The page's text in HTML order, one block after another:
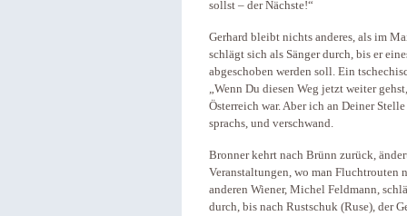
sollst – der Nächste!“
Gerhard bleibt nichts anderes, als im
schlägt sich als Sänger durch, bis er
abgeschoben werden soll. Ein
„Wenn Du diesen Weg jetzt weiter
Österreich war. Aber ich an Deiner
sprachs, und verschwand.
Bronner kehrt nach Brünn zurück,
Veranstaltungen, wo man Fluchtrouten
anderen Wiener, Michel Feldmann,
durch, bis nach Rustschuk (Ruse), der